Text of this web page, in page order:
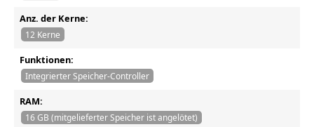
Anz. der Kerne:
12 Kerne
Funktionen:
Integrierter Speicher-Controller
RAM:
16 GB (mitgelieferter Speicher ist angelötet)